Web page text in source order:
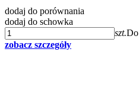
dodaj do porównania
dodaj do schowka
szt.
zobacz szczegóły